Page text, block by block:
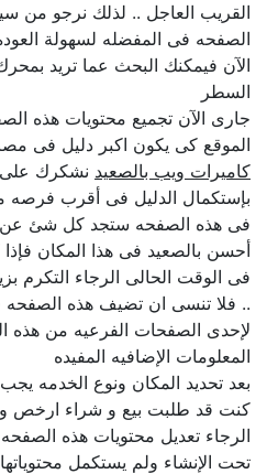
القريب العاجل .. لذلك نرجو من
الصفحه فى المفضله لسهولة العوده
الآن فيمكنك البحث عما تريد
السطر
جارى الآن تجميع محتويات هذه
الموقع كى يكون اكبر دليل فى مصر
كاميرات ويب بالصعيدنشكرك على
بإستكمال الدليل فى أقرب فرصه
فى هذه الصفحه ستجد كل شئ عن
أحسن بالصعيد فى هذا المكان فإذا
فى الوقت الحالى الرجاء التكرم
.. فلا تنسى ان تضيف هذه الصفحه
لإحدى الصفحات الفرعيه من هذه
المعلومات الإضافيه المفيده
بعد تحديد المكان ونوع الخدمه
كنت قد طلبت بيع و شراء ارخص و
الرجاء تعديل محتويات هذه
تحت الإنشاء ولم يستكمل محتوياتها